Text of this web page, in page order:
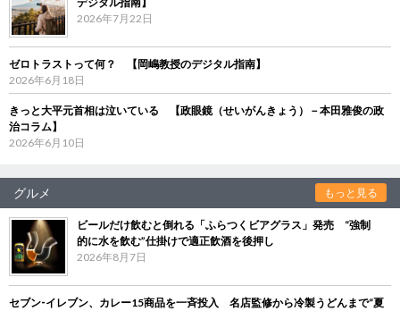
2026年7月22日
ゼロトラストって何？ 【岡嶋教授のデジタル指南】
2026年6月18日
きっと大平元首相は泣いている 【政眼鏡（せいがんきょう）－本田雅俊の政
治コラム】
2026年6月10日
グルメ もっと見る
ビールだけ飲むと倒れる「ふらつくビアグラス」発売 “強制
的に水を飲む”仕掛けで適正飲酒を後押し
2026年8月7日
セブン‐イレブン、カレー15商品を一斉投入 名店監修から冷製うどんまで“夏